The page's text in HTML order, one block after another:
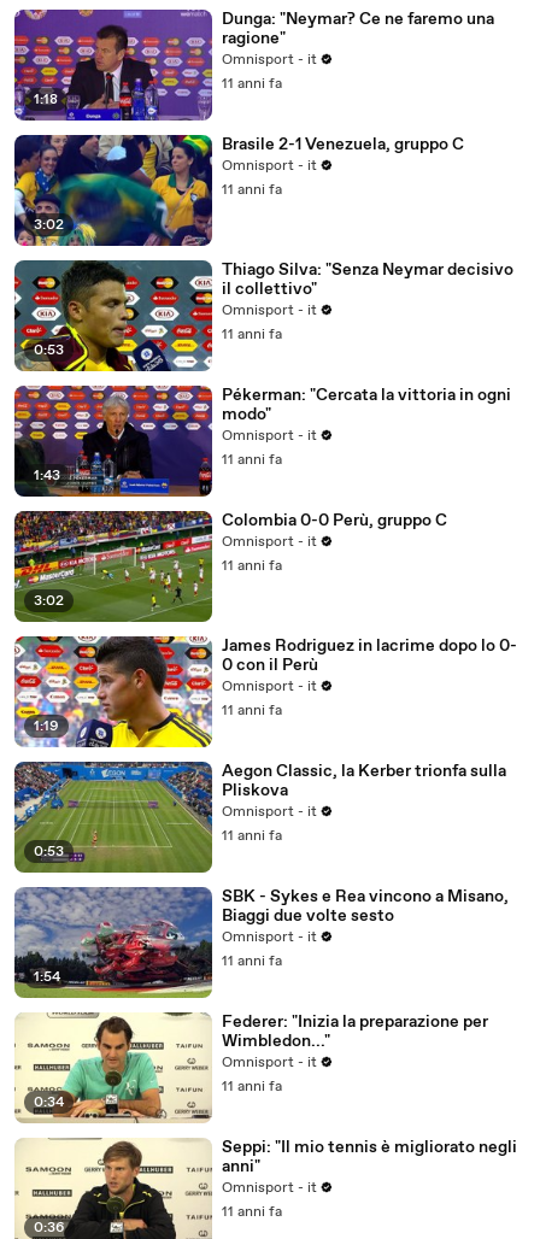
1:18
Dunga: "Neymar? Ce ne faremo una
ragione"
Omnisport - it
11 anni fa
3:02
Brasile 2-1 Venezuela, gruppo C
Omnisport - it
11 anni fa
0:53
Thiago Silva: "Senza Neymar decisivo
il collettivo"
Omnisport - it
11 anni fa
1:43
Pékerman: "Cercata la vittoria in ogni
modo"
Omnisport - it
11 anni fa
3:02
Colombia 0-0 Perù, gruppo C
Omnisport - it
11 anni fa
1:19
James Rodriguez in lacrime dopo lo 0-
0 con il Perù
Omnisport - it
11 anni fa
0:53
Aegon Classic, la Kerber trionfa sulla
Pliskova
Omnisport - it
11 anni fa
1:54
SBK - Sykes e Rea vincono a Misano,
Biaggi due volte sesto
Omnisport - it
11 anni fa
0:34
Federer: "Inizia la preparazione per
Wimbledon..."
Omnisport - it
11 anni fa
0:36
Seppi: "Il mio tennis è migliorato negli
anni"
Omnisport - it
11 anni fa